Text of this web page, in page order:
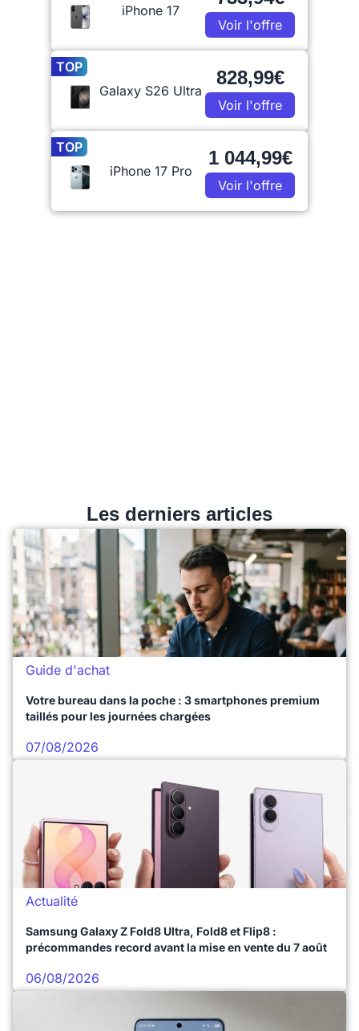
iPhone 17
Voir l'offre
TOP
Galaxy S26 Ultra
828,99€
Voir l'offre
TOP
iPhone 17 Pro
1 044,99€
Voir l'offre
Les derniers articles
Guide d'achat
Votre bureau dans la poche : 3 smartphones premium
taillés pour les journées chargées
07/08/2026
Actualité
Samsung Galaxy Z Fold8 Ultra, Fold8 et Flip8 :
précommandes record avant la mise en vente du 7 août
06/08/2026